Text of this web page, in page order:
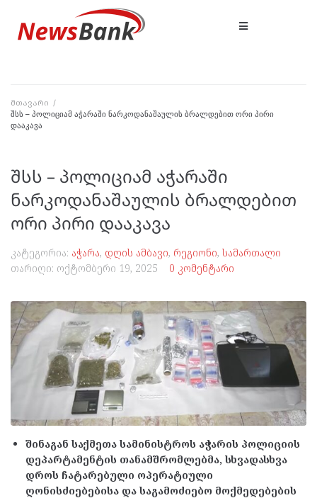
მთავარი /
შსს – პოლიციამ აჭარაში ნარკოდანაშაულის ბრალდებით ორი პირი
დააკავა
შსს – პოლიციამ აჭარაში
ნარკოდანაშაულის ბრალდებით
ორი პირი დააკავა
კატეგორია: აჭარა, დღის ამბავი, რეგიონი, სამართალი
თარიღი: ოქტომბერი 19, 2025 0 კომენტარი
შინაგან საქმეთა სამინისტროს აჭარის პოლიციის
დეპარტამენტის თანამშრომლებმა, სხვადასხვა
დროს ჩატარებული ოპერატიული
ღონისძიებებისა და საგამოძიებო მოქმედებების